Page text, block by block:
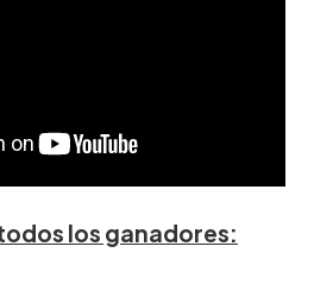
los ganadores: